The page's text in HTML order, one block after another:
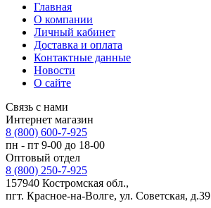
Главная
О компании
Личный кабинет
Доставка и оплата
Контактные данные
Новости
О сайте
Связь с нами
Интернет магазин
8 (800) 600-7-925
пн - пт 9-00 до 18-00
Оптовый отдел
8 (800) 250-7-925
157940 Костромская обл.,
пгт. Красное-на-Волге, ул. Советская, д.39